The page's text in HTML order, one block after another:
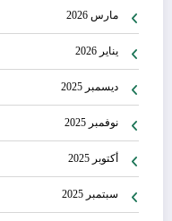
مارس 2026
يناير 2026
ديسمبر 2025
نوفمبر 2025
أكتوبر 2025
سبتمبر 2025